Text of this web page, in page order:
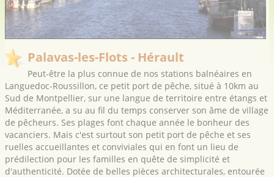
Palavas-les-Flots - Hérault
Peut-être la plus connue de nos stations balnéaires en
Languedoc-Roussillon, ce petit port de pêche, situé à 10km au
Sud de Montpellier, sur une langue de territoire entre étangs et
Méditerranée, a su au fil du temps conserver son âme de village
de pêcheurs. Ses plages font chaque année le bonheur des
vacanciers. Mais c'est surtout son petit port de pêche et ses
ruelles accueillantes et conviviales qui en font un lieu de
prédilection pour les familles en quête de simplicité et
d'authenticité. Dotée de belles pièces architecturales, entourée